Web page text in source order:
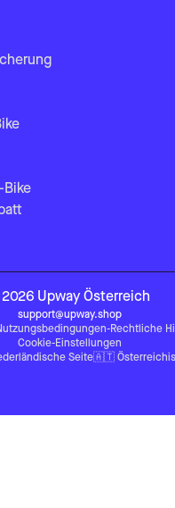
Bike
2026 Upway Österreich
support@upway.shop
-Rechtliche
Cookie-Einstellungen
Seite🇦🇹